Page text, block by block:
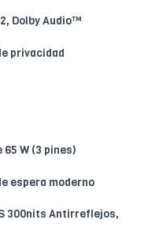
Dolby Audio™
privacidad
65 W (3 pines)
espera moderno
300nits Antirreflejos,